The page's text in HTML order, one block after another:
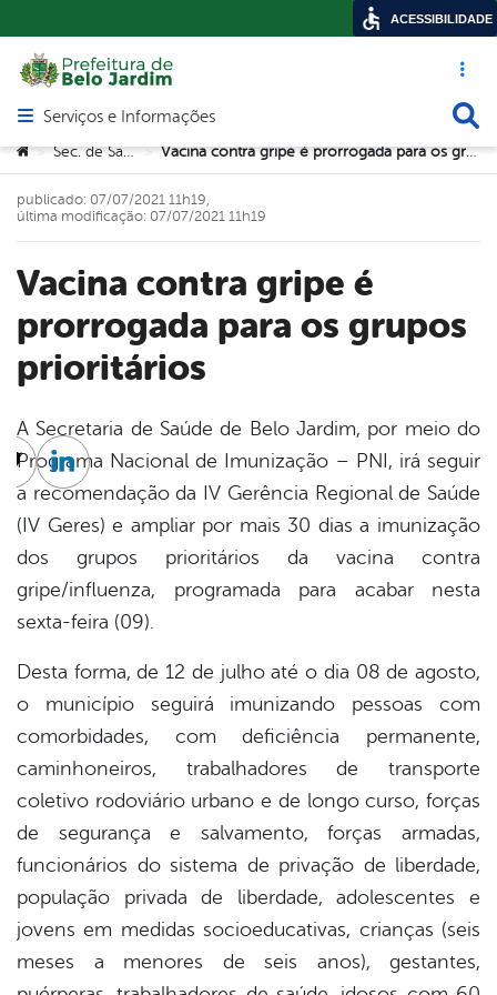
Acesso
Abrir menu principal de navegação
Serviços e Informações
Você está aqui:
> Sec. de Saúde > Vacina contra gripe é prorrogada para os grupos prioritários
Vacina contra gripe é
prorrogada para os grupos
prioritários
publicado: 07/07/2021 11h19,
última modificação: 07/07/2021 11h19
A Secretaria de Saúde de Belo Jardim, por meio do
Programa Nacional de Imunização – PNI, irá seguir
a recomendação da IV Gerência Regional de Saúde
(IV Geres) e ampliar por mais 30 dias a imunização
dos grupos prioritários da vacina contra
gripe/influenza, programada para acabar nesta
sexta-feira (09).
Desta forma, de 12 de julho até o dia 08 de agosto,
o município seguirá imunizando pessoas com
comorbidades, com deficiência permanente,
caminhoneiros, trabalhadores de transporte
coletivo rodoviário urbano e de longo curso, forças
de segurança e salvamento, forças armadas,
funcionários do sistema de privação de liberdade,
população privada de liberdade, adolescentes e
jovens em medidas socioeducativas, crianças (seis
meses a menores de seis anos), gestantes,
Twitter
Linkedin
ACESSIBILIDADE